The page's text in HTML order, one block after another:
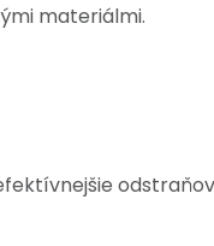
materiálmi.